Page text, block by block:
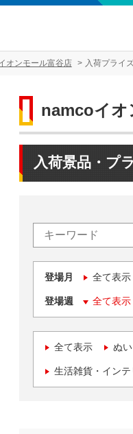
オンモール富谷店 入荷プライ
namcoイオ
入荷景品・プ
登場月 全て表示
登場週 全て表示
全て表示 ぬ
生活雑貨・イン